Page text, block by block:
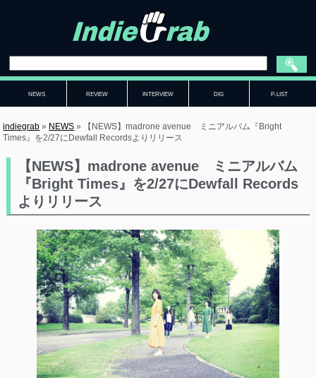
NEWS REVIEW INTERVIEW DIG P-LIST
indiegrab » NEWS »
【NEWS】madrone avenue ミニアルバム『Bright
Times』を2/27にDewfall Recordsよりリリース
【NEWS】madrone avenue ミニアルバム
『Bright Times』を2/27にDewfall Records
よりリリース